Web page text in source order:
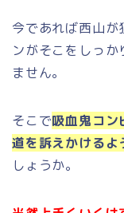
今であれば西山
ンがそこをしっ
ません。
そこで吸血鬼コン
道を訴えかけるよ
しょうか。